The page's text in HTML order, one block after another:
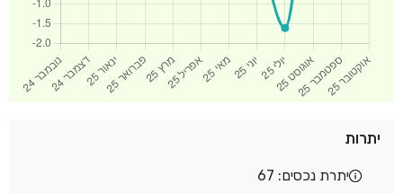
יתרות
יתרת נכסים: 67